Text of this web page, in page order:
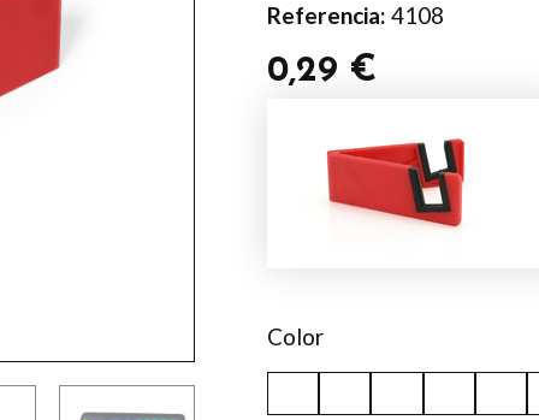
Referencia: 4108
0,29 €
Color
cantidad